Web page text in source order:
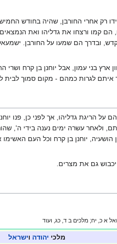
רק אחרי החורבן, שהיה בחודש
הם קמו ורצחו את גדליהו ואת
ובדרך הם שמעו על החורבן.
בני עמון, אבל יוחנן בן קרח ושרי
איתם לגרות כמהם - מקום סמוך לבית
הריגת גדליהו, אך לפני כן, פנו
ולאחר עשרה ימים נענה בידי ה',
יוחנן בן קרח וכל העם
גם את מצרים.
א כ, יח; מלכים ב ד, כג, ועוד
מלכי יהודה וישראל